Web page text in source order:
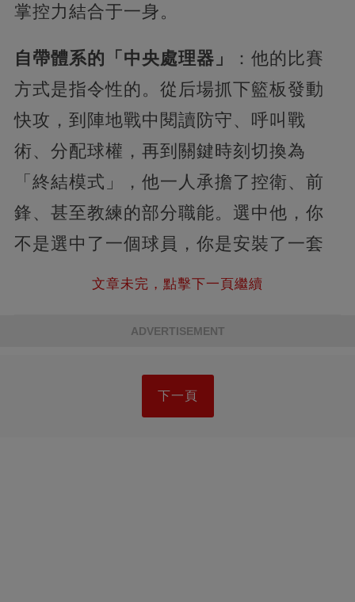
掌控力結合于一身。
自帶體系的「中央處理器」
：他的比賽
方式是指令性的。從后場抓下籃板發動
快攻，到陣地戰中閱讀防守、呼叫戰
術、分配球權，再到關鍵時刻切換為
「終結模式」，他一人承擔了控衛、前
鋒、甚至教練的部分職能。選中他，你
不是選中了一個球員，你是安裝了一套
文章未完，點擊下一頁繼續
ADVERTISEMENT
下一頁